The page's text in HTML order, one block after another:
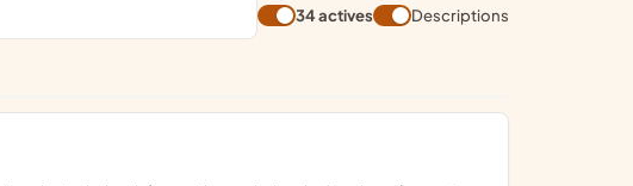
34 actives Descriptions